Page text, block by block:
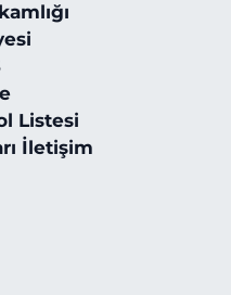
Listesi
İletişim